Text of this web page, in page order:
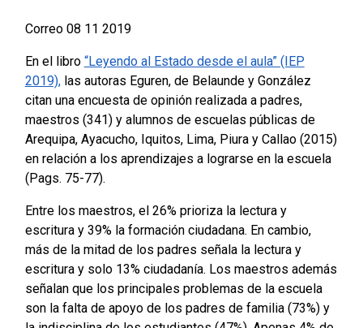
Correo 08 11 2019
En el libro “Leyendo al Estado desde el aula” (IEP
2019),las autoras Eguren, de Belaunde y González
citan una encuesta de opinión realizada a padres,
maestros (341) y alumnos de escuelas públicas de
Arequipa, Ayacucho, Iquitos, Lima, Piura y Callao (2015)
en relación a los aprendizajes a lograrse en la escuela
(Pags. 75-77).
Entre los maestros, el 26% prioriza la lectura y
escritura y 39% la formación ciudadana. En cambio,
más de la mitad de los padres señala la lectura y
escritura y solo 13% ciudadanía. Los maestros además
señalan que los principales problemas de la escuela
son la falta de apoyo de los padres de familia (73%) y